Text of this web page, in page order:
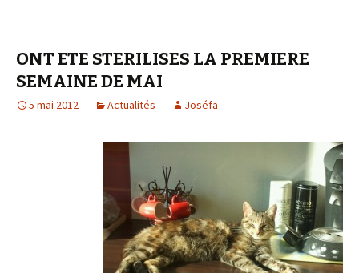
ONT ETE STERILISES LA PREMIERE
SEMAINE DE MAI
5 mai 2012 Actualités Joséfa